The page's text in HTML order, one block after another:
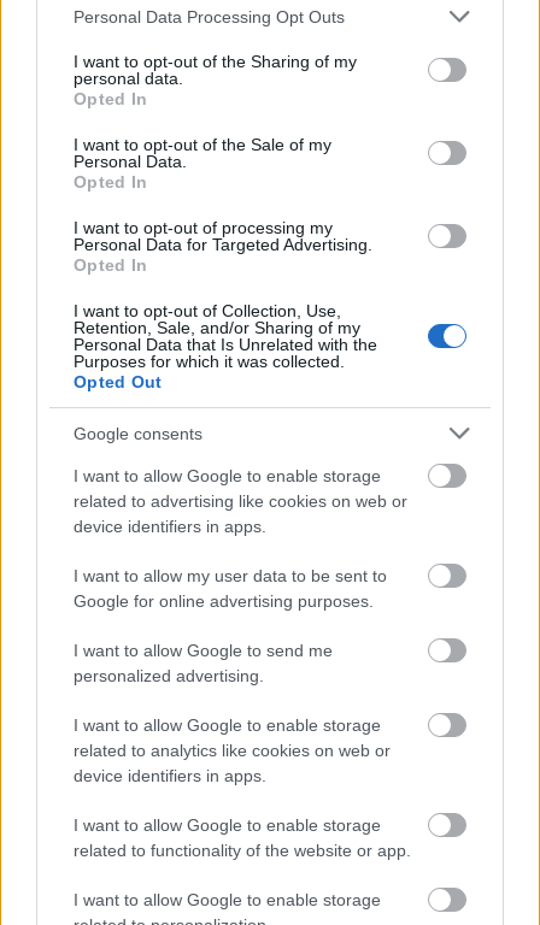
Please note that this website/app uses one or more Google
not limited to your visit or usage behaviour. You may click to
grant or deny consent to Google and its third-party tags to
use your data for below specified purposes in below Google
consent section.
Personal Data Processing Opt Outs
I want to opt-out of the Sharing of my
personal data.
Opted In
I want to opt-out of the Sale of my
Personal Data.
Opted In
I want to opt-out of processing my
Personal Data for Targeted Advertising.
Opted In
I want to opt-out of Collection, Use,
Retention, Sale, and/or Sharing of my
Personal Data that Is Unrelated with the
Purposes for which it was collected.
Opted Out
Google consents
I want to allow Google to enable storage
related to advertising like cookies on web or
device identifiers in apps.
I want to allow my user data to be sent to
Google for online advertising purposes.
I want to allow Google to send me
personalized advertising.
I want to allow Google to enable storage
related to analytics like cookies on web or
device identifiers in apps.
I want to allow Google to enable storage
related to functionality of the website or app.
I want to allow Google to enable storage
ötszázkilencvenhatmillió-négyszázezer forint.
Suommo Dodo Solid Gold…
Babaágy, majd játszósarok
2014. október 08.
A Dot and Cross csodaszép és praktikus gyerekbútor
kollekciójából a babaágyat választottam ki
bemutatásra. A kiságy amellett, hogy rácsos ágy,
két félköríves elem finoman öleli körül a benne
békésen alvó csecsemőt. A szabad…
Hogyan szeressük meg a bölcsőt?
A bölcsőt ugye azért nem szeretjük, mert pillanatok
alatt kinövi újszülött gyermekünk, és törhetjük a
fejünket, hogyan szabaduljunk meg tőle. Ezt a
dilemmát próbálta megoldani a berlini Grau Design
névre hallgató…
Vége a harcnak a felső szintért!
2014. április 14.
A legötletesebb gyerekbútorok akkor születnek, ha a
tervező saját gyermekei igényeit megfigyelve alkot új
emeletes ágya is. A designer az IKEA emeletes ágyat